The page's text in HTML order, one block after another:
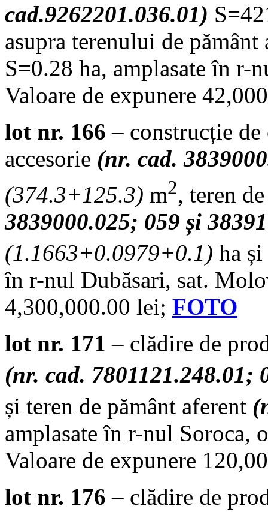
cad.9262201.036.01)
asupra terenului de
S=0.28 ha, amplasate în r-
Valoare de expunere
lot nr. 166 – construcție
accesorie (nr. cad.
(374.3+125.3) m2, teren
3839000.025; 059 și
(1.1663+0.0979+0.1 ) ha
în r-nul Dubăsari, sat.
4,300,000.00 lei; FOTO
lot nr. 171 – clădire de
(nr. cad. 7801121.248.01;
și teren de pământ aferent
amplasate în r-nul Soroca,
Valoare de expunere
lot nr. 176 – clădire de